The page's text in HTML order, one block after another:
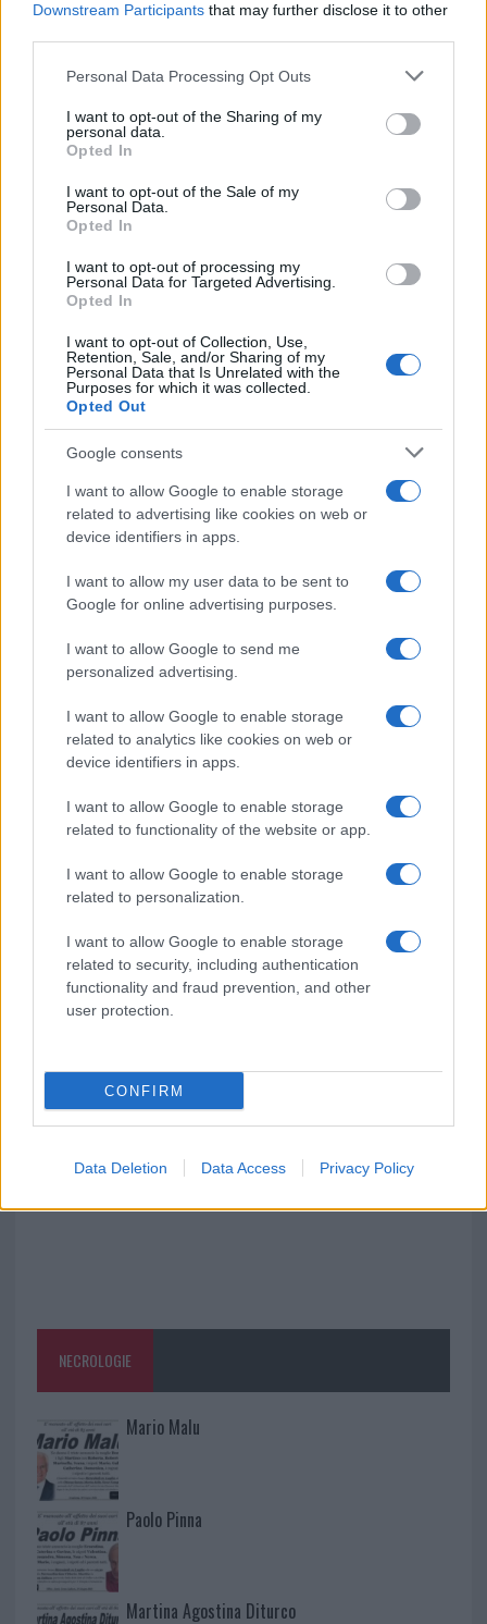
Downstream Participants that may further disclose it to other
Please note that this website/app uses one or more Google
not limited to your visit or usage behaviour. You may click to
grant or deny consent to Google and its third-party tags to
use your data for below specified purposes in below Google
consent section.
Personal Data Processing Opt Outs
I want to opt-out of the Sharing of my
personal data.
Opted In
I want to opt-out of the Sale of my
Personal Data.
Opted In
I want to opt-out of processing my
Personal Data for Targeted Advertising.
Opted In
I want to opt-out of Collection, Use,
Retention, Sale, and/or Sharing of my
Personal Data that Is Unrelated with the
Purposes for which it was collected.
Opted Out
Google consents
I want to allow Google to enable storage
related to advertising like cookies on web or
device identifiers in apps.
I want to allow my user data to be sent to
Google for online advertising purposes.
I want to allow Google to send me
personalized advertising.
I want to allow Google to enable storage
related to analytics like cookies on web or
device identifiers in apps.
I want to allow Google to enable storage
related to functionality of the website or app.
I want to allow Google to enable storage
related to personalization.
I want to allow Google to enable storage
related to security, including authentication
functionality and fraud prevention, and other
user protection.
CONFIRM
Data Deletion Data Access Privacy Policy
Ricevi le nostre ultime news
daGoogle News
Condividi l'articolo
F
a
ce
b
o
o
k
T
w
it
te
r
n
re
st
h
s
A
p
h
re
Prossimo articolo
NOTIZIE RECENTI
Sangue, musica e solidarietà con Avis Olbia al
Delta Center
Meteo Olbia 9 agosto, temperature in calo
Salmo finisce in ospedale a Catania, ma il tour
va avanti: “Sicilia, ci sono”
Jovanotti, Gabry Ponte e Alfa: Olbia ombelico del
mondo per una notte
Giorgia Meloni a La Maddalena, la vicesindaco:
“Orgoglio e discrezione per visita privata̶…
Incendio nella notte a Olbia, a fuoco due furgoni
vigili del fuoco a Rudalza
NECROLOGIE
Mario Malu
Paolo Pinna
Martina Agostina Diturco